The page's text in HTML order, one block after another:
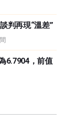
判再現“溫差”
6.7904，前值